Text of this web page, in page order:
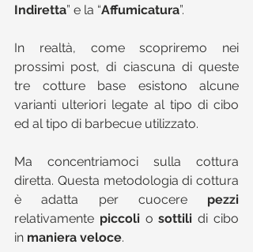
Indiretta” e la “Affumicatura”.
In realtà, come scopriremo nei
prossimi post, di ciascuna di queste
tre cotture base esistono alcune
varianti ulteriori legate al tipo di cibo
ed al tipo di barbecue utilizzato.
Ma concentriamoci sulla cottura
diretta. Questa metodologia di cottura
è adatta per cuocere pezzi
relativamente piccoli o sottili di cibo
in maniera veloce.